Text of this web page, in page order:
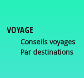
VOYAGE
Conseils voyages
Par destinations